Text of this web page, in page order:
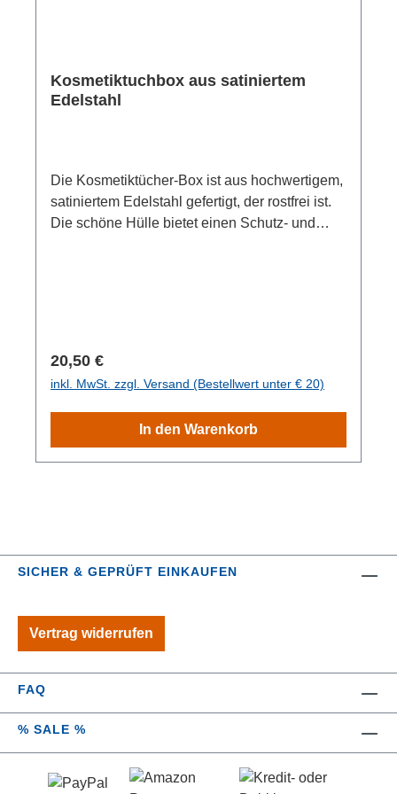
Kosmetiktuchbox aus satiniertem
Edelstahl
Die Kosmetiktücher-Box ist aus hochwertigem,
satiniertem Edelstahl gefertigt, der rostfrei ist.
Die schöne Hülle bietet einen Schutz- und
Regulärer Preis:
20,50 €
inkl. MwSt. zzgl. Versand (Bestellwert unter € 20)
In den Warenkorb
SICHER & GEPRÜFT EINKAUFEN
Vertrag widerrufen
FAQ
% SALE %